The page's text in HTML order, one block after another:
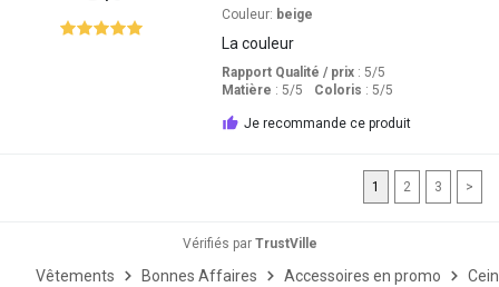
Couleur: beige
La couleur
Rapport Qualité / prix: 5/5
Matière : 5/5 Coloris : 5/5
Je recommande ce produit
1 2 3 >
Vérifiés par TrustVille
Vêtements Bonnes Affaires Accessoires en promo